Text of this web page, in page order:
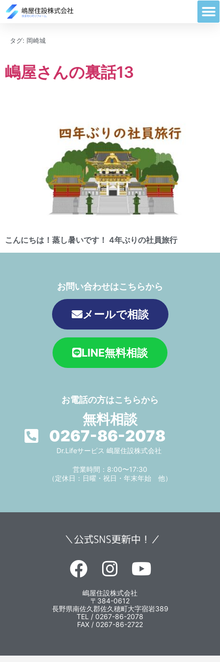
タグ: 岡崎城
嶋屋さんの裏話13
こんにちは！蒸し暑いです！ 4年ぶりの社員旅行
お問い合わせはこちらから
メールで相談
LINE無料相談
お電話の方はこちらから
無料相談
0267-86-2078
Dr.Lifeサービス 嶋屋住設株式会社
営業時間：8:00〜17:30
（定休日：日曜・祝日・年末年始 他）
嶋屋住設株式会社
〒384-0612
長野県南佐久郡佐久穂町大字宿岩389
TEL / 0267-86-2078
FAX / 0267-86-2722